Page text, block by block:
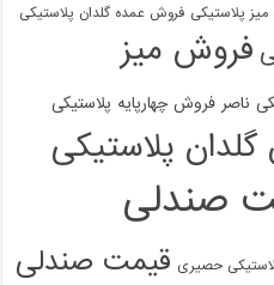
پلاستیکی فروش عمده گلدان پلاستیکی
فروش میز
ناصر فروش چهارپایه پلاستیکی
پلاستیکی
صندلی
حصیری قیمت صندلی